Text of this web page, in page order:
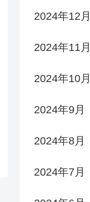
2024年12月
2024年11月
2024年10月
2024年9月
2024年8月
2024年7月